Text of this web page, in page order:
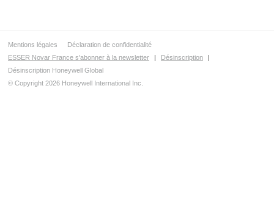
Mentions légales
Déclaration de confidentialité
ESSER Novar France s'abonner à la newsletter
| Désinscription
|
Désinscription Honeywell Global
© Copyright 2026 Honeywell International Inc.